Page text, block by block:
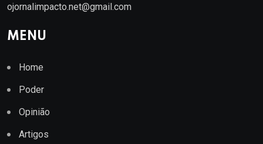
ojornalimpacto.net@gmail.com
MENU
Home
Poder
Opinião
Artigos